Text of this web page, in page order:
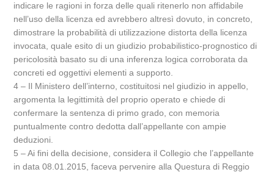
indicare le ragioni in forza delle quali ritenerlo non affidabile
nell’uso della licenza ed avrebbero altresì dovuto, in concreto,
dimostrare la probabilità di utilizzazione distorta della licenza
invocata, quale esito di un giudizio probabilistico-prognostico di
pericolosità basato su di una inferenza logica corroborata da
concreti ed oggettivi elementi a supporto.
4 – Il Ministero dell’interno, costituitosi nel giudizio in appello,
argomenta la legittimità del proprio operato e chiede di
confermare la sentenza di primo grado, con memoria
puntualmente contro dedotta dall’appellante con ampie
deduzioni.
5 – Ai fini della decisione, considera il Collegio che l’appellante
in data 08.01.2015, faceva pervenire alla Questura di Reggio